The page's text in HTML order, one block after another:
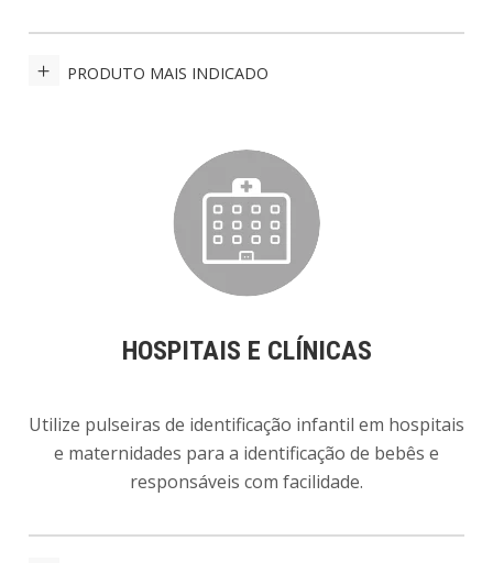
PRODUTO MAIS INDICADO
HOSPITAIS E CLÍNICAS
Utilize pulseiras de identificação infantil em hospitais
e maternidades para a identificação de bebês e
responsáveis com facilidade.